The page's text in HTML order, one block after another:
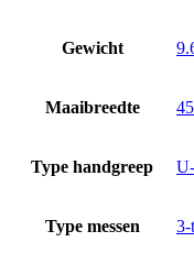
Gewicht
Maaibreedte
Type handgreep
Type messen 3-